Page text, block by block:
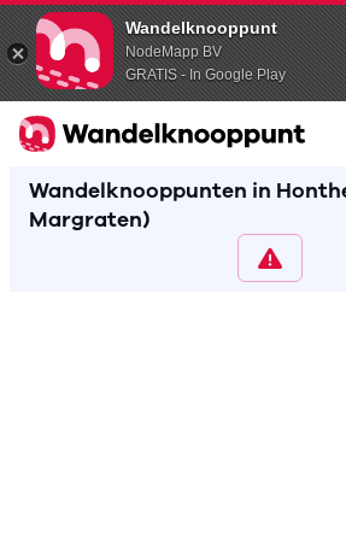
Wandelknooppunt
NodeMapp BV
GRATIS - In Google Play
Wandelknooppunten in
Margraten)